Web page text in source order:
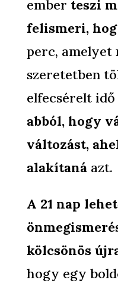
ember teszi
felismeri,
perc, amelyet
szeretetben
elfecsérelt idő
abból, hogy
változást,
alakítanáazt.
A 21 nap
kölcsönös
hogy egy